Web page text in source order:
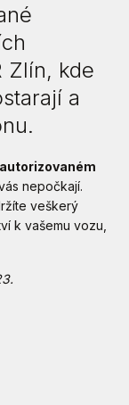
Zlín, kde
a
nepočkají.
veškerý
k vašemu vozu,